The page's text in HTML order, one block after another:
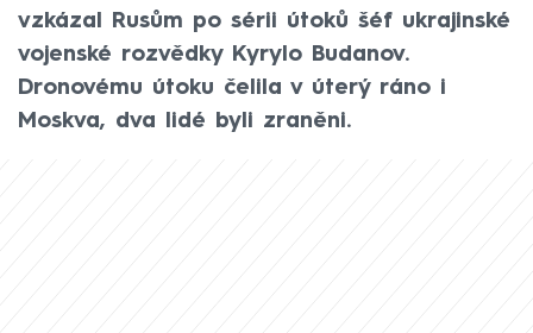
vzkázal Rusům po sérii útoků šéf ukrajinské
vojenské rozvědky Kyrylo Budanov.
Dronovému útoku čelila v úterý ráno i
Moskva, dva lidé byli zraněni.